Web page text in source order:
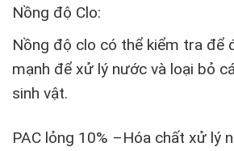
Nồng độ Clo:
Nồng độ clo có thể kiểm tra để
mạnh để xử lý nước và loại bỏ
sinh vật.
PAC lỏng 10% –Hóa chất xử lý